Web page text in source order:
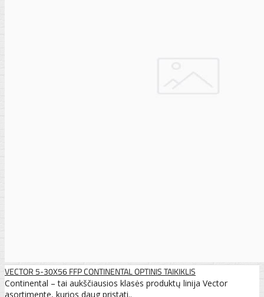
VECTOR 5-30X56 FFP CONTINENTAL OPTINIS TAIKIKLIS
Continental – tai aukščiausios klasės produktų linija Vector
asortimente, kurios daug pristati..